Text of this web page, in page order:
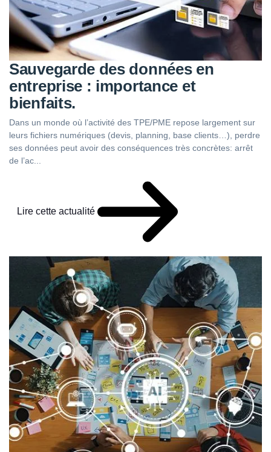
Sauvegarde des données en
entreprise : importance et
bienfaits.
Dans un monde où l’activité des TPE/PME repose largement sur
leurs fichiers numériques (devis, planning, base clients…), perdre
ses données peut avoir des conséquences très concrètes: arrêt
de l’ac...
Lire cette actualité